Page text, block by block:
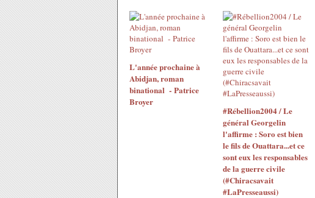
L'année prochaine à
Abidjan, roman
binational - Patrice
Broyer
#Rébellion2004 / Le
général Georgelin
l'affirme : Soro est bien
le fils de Ouattara...et ce
sont eux les responsables
de la guerre civile
(#Chiracsavait
#LaPresseaussi)